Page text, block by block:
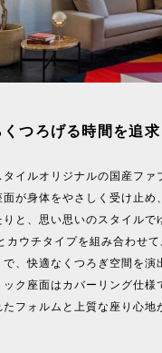
くつろげる時間を追
タイルオリジナルの国産フ
面が身体をやさしく受け止
りと、思い思いのスタイルで
カウチタイプを組み合わせ
で、快適なくつろぎ空間を演
ック座面はカバーリング仕様
たフォルムと上質な座り心地